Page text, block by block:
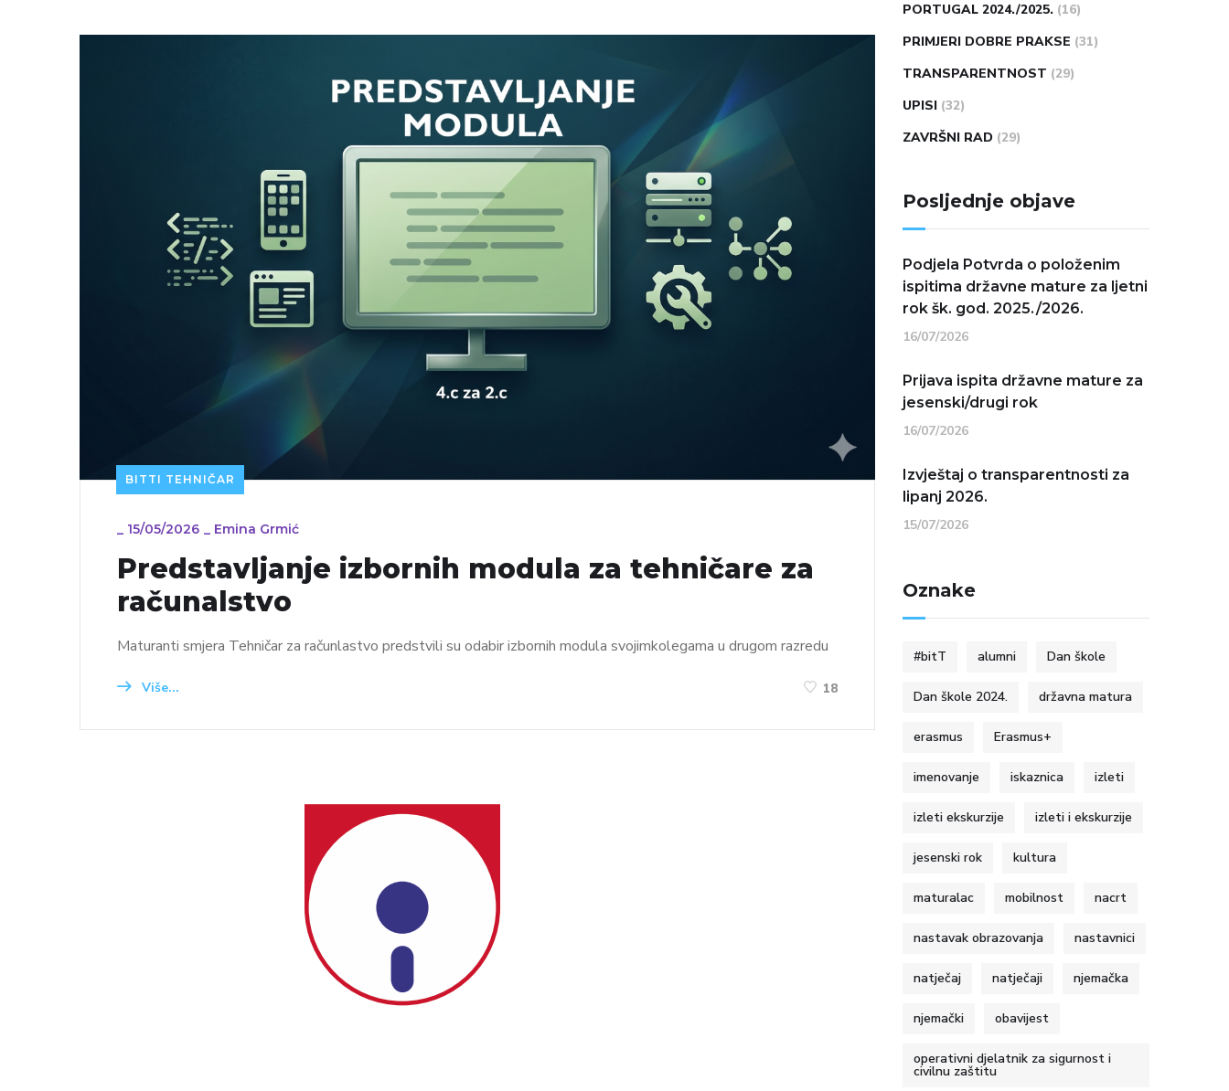
BITTI TEHNIČAR
_ 15/05/2026 _ Emina Grmić
Predstavljanje izbornih modula za tehničare za
računalstvo
Maturanti smjera Tehničar za računlastvo predstvili su odabir izbornih modula svojimkolegama u drugom razredu
Više... 18
PORTUGAL 2024./2025. (16)
PRIMJERI DOBRE PRAKSE (31)
TRANSPARENTNOST (29)
UPISI (32)
ZAVRŠNI RAD (29)
Posljednje objave
Podjela Potvrda o položenim
ispitima državne mature za ljetni
rok šk. god. 2025./2026.
16/07/2026
Prijava ispita državne mature za
jesenski/drugi rok
16/07/2026
Izvještaj o transparentnosti za
lipanj 2026.
15/07/2026
Oznake
#bitT alumni Dan škole
Dan škole 2024. državna matura
erasmus Erasmus+
imenovanje iskaznica izleti
izleti ekskurzije izleti i ekskurzije
jesenski rok kultura
maturalac mobilnost nacrt
nastavak obrazovanja nastavnici
natječaj natječaji njemačka
njemački obavijest
operativni djelatnik za sigurnost i
civilnu zaštitu